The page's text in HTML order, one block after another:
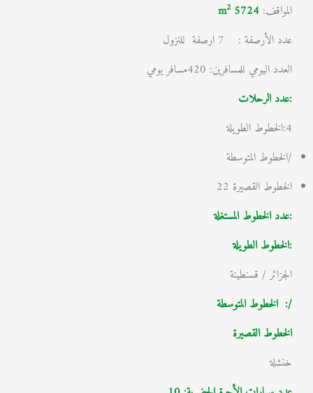
المواقف: 5724
m2
عدد الأرصفة : 7 ارصفة للنزول
العدد اليومي للمسافرين: 420مسافر يومي
:عدد الرحلات
4:الخطوط الطويلة
/الخطوط المتوسطة
الخطوط القصيرة 22
:عدد الخطوط المستغلة
:الخطوط الطويلة
الجزائر / قسنطينة
/: الخطوط المتوسطة
الخطوط القصيرة
خنشلة